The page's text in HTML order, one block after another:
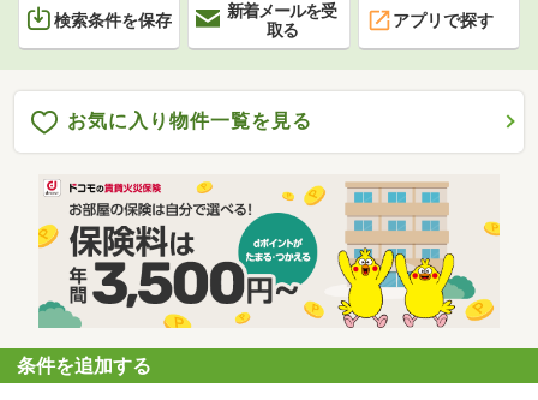
検索条件を保存
新着メールを受
取る
アプリで探す
お気に入り物件一覧を見る
条件を追加する